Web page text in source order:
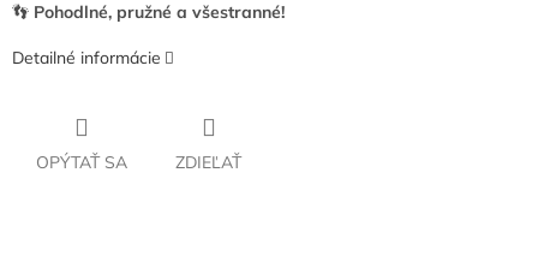
👣 Pohodlné, pružné a všestranné!
Detailné informácie
OPÝTAŤ SA ZDIEĽAŤ